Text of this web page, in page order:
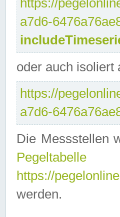
https://
a7d6-
oder auch isoliert
https://
a7d6-
Die Messstellen
Pegeltabelle
https://
werden.